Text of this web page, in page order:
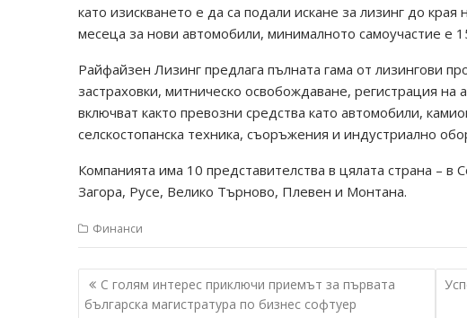
като изискването е да са подали искане за лизинг до
месеца за нови автомобили, минималното самоучастие е
Райфайзен Лизинг предлага пълната гама от лизингови
застраховки, митническо освобождаване, регистрация на
включват както превозни средства като автомобили,
селскостопанска техника, съоръжения и индустриално
Компанията има 10 представителства в цялата страна –
Загора, Русе, Велико Търново, Плевен и Монтана.
Финанси
Навигация
С голям интерес приключи приемът за първата
българска магистратура по бизнес софтуер